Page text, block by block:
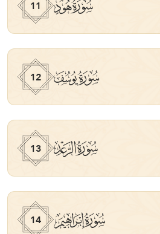
11
12 ﮘ
13 ﮙ
14 ﮚ